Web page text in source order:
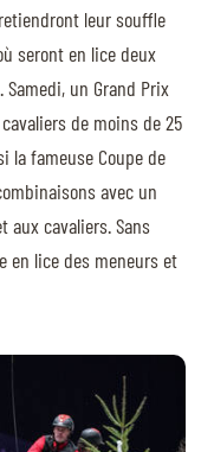
leur souffle
seront en lice deux
Samedi, un Grand Prix
de moins de 25
la fameuse Coupe de
avec un
aux cavaliers. Sans
en lice des meneurs et